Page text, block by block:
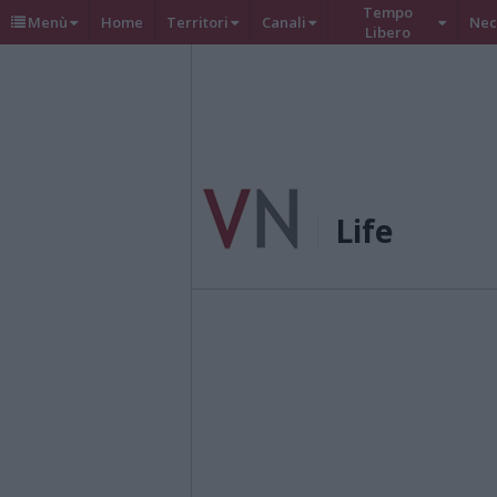
Menù Home Territori Canali
Tempo
Libero
Life